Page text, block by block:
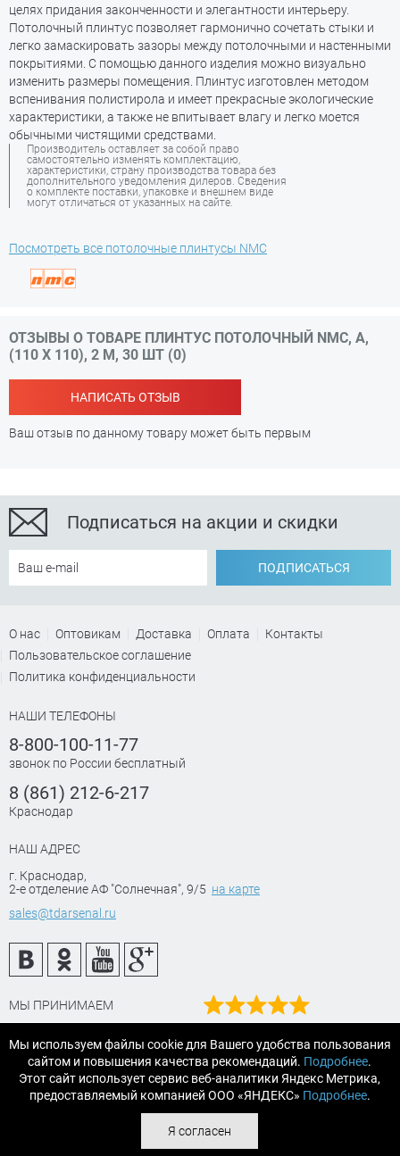
целях придания законченности и элегантности интерьеру.
Потолочный плинтус позволяет гармонично сочетать стыки и
легко замаскировать зазоры между потолочными и настенными
покрытиями. С помощью данного изделия можно визуально
изменить размеры помещения. Плинтус изготовлен методом
вспенивания полистирола и имеет прекрасные экологические
характеристики, а также не впитывает влагу и легко моется
обычными чистящими средствами.
Производитель оставляет за собой право
самостоятельно изменять комплектацию,
характеристики, страну производства товара без
дополнительного уведомления дилеров. Сведения
о комплекте поставки, упаковке и внешнем виде
могут отличаться от указанных на сайте.
Посмотреть все потолочные плинтусы NMC
ОТЗЫВЫ О ТОВАРЕ ПЛИНТУС ПОТОЛОЧНЫЙ NMC, A,
(110 Х 110), 2 М, 30 ШТ (0)
НАПИСАТЬ ОТЗЫВ
Ваш отзыв по данному товару может быть первым
Подписаться на акции и скидки
ПОДПИСАТЬСЯ
О нас Оптовикам Доставка Оплата
Контакты
Пользовательское соглашение
Политика конфиденциальности
НАШИ ТЕЛЕФОНЫ
8-800-100-11-77
звонок по России бесплатный
8 (861) 212-6-217
Краснодар
НАШ АДРЕС
г. Краснодар,
2-е отделение АФ "Солнечная", 9/5 на карте
sales@tdarsenal.ru
МЫ ПРИНИМАЕМ
на Яндекс маркет
Читайте отзывы
© 2007-2026 «АРСЕНАЛТРЕЙДИНГ Краснодар» строительные и
Мы используем файлы cookie для Вашего удобства пользования
сайтом и повышения качества рекомендаций. Подробнее.
Этот сайт использует сервис веб-аналитики Яндекс Метрика,
предоставляемый компанией ООО «ЯНДЕКС» Подробнее.
Я согласен